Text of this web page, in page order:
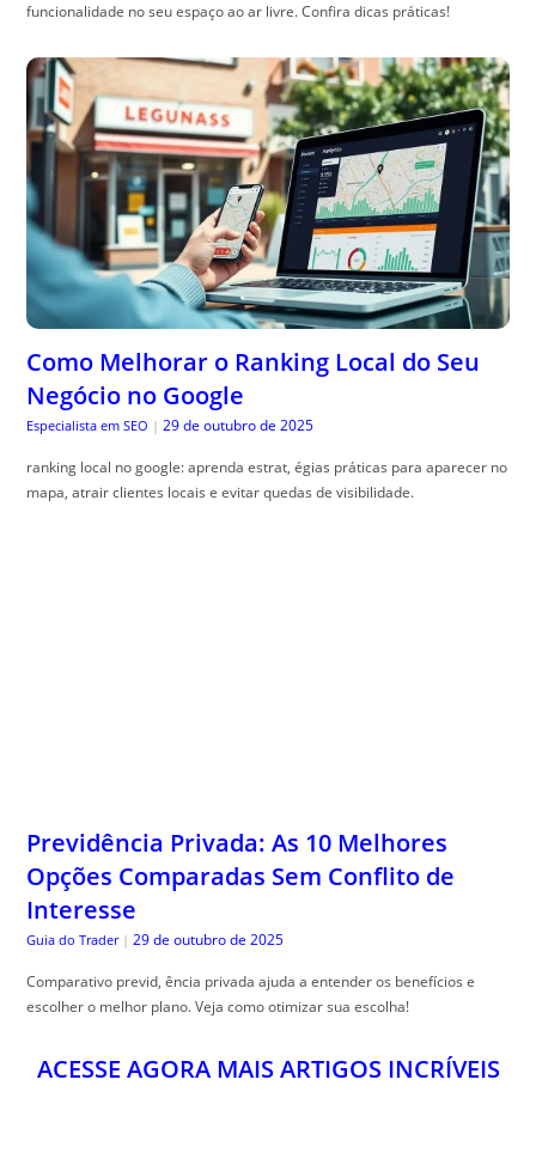
funcionalidade no seu espaço ao ar livre. Confira dicas práticas!
Como Melhorar o Ranking Local do Seu
Negócio no Google
Especialista em SEO | 29 de outubro de 2025
ranking local no google: aprenda estrat, égias práticas para aparecer no
mapa, atrair clientes locais e evitar quedas de visibilidade.
Previdência Privada: As 10 Melhores
Opções Comparadas Sem Conflito de
Interesse
Guia do Trader | 29 de outubro de 2025
Comparativo previd, ência privada ajuda a entender os benefícios e
escolher o melhor plano. Veja como otimizar sua escolha!
ACESSE AGORA MAIS ARTIGOS INCRÍVEIS